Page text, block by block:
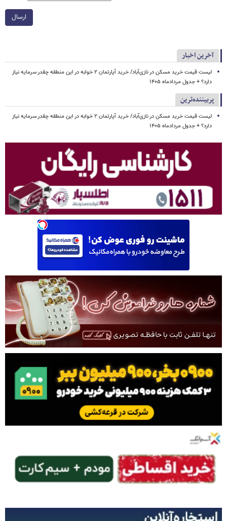
ارسال
آخرین اخبار
لیست قیمت خرید مسکن در نازی‌آباد/ خرید آپارتمان ۲ خوابه در این منطقه چقدر سرمایه نیاز
دارد؟ + جدول مردادماه ۱۴۰۵
پربیننده‌ترین
لیست قیمت خرید مسکن در نازی‌آباد/ خرید آپارتمان ۲ خوابه در این منطقه چقدر سرمایه نیاز
دارد؟ + جدول مردادماه ۱۴۰۵